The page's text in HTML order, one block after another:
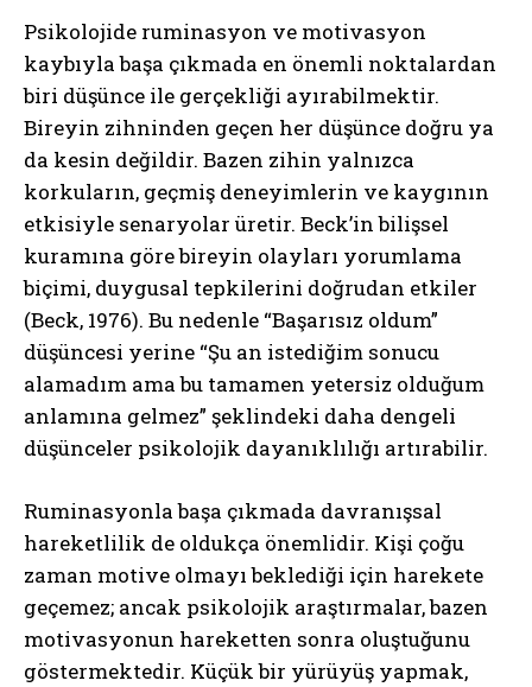
Psikolojide ruminasyon ve motivasyon
kaybıyla başa çıkmada en önemli noktalardan
biri düşünce ile gerçekliği ayırabilmektir.
Bireyin zihninden geçen her düşünce doğru ya
da kesin değildir. Bazen zihin yalnızca
korkuların, geçmiş deneyimlerin ve kaygının
etkisiyle senaryolar üretir. Beck’in bilişsel
kuramına göre bireyin olayları yorumlama
biçimi, duygusal tepkilerini doğrudan etkiler
(Beck, 1976). Bu nedenle “Başarısız oldum”
düşüncesi yerine “Şu an istediğim sonucu
alamadım ama bu tamamen yetersiz olduğum
anlamına gelmez” şeklindeki daha dengeli
düşünceler psikolojik dayanıklılığı artırabilir.
Ruminasyonla başa çıkmada davranışsal
hareketlilik de oldukça önemlidir. Kişi çoğu
zaman motive olmayı beklediği için harekete
geçemez; ancak psikolojik araştırmalar, bazen
motivasyonun hareketten sonra oluştuğunu
göstermektedir. Küçük bir yürüyüş yapmak,